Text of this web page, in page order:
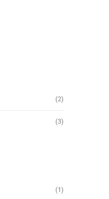
(2)
(3)
(1)